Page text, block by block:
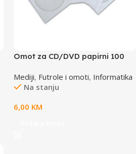
Omot za CD/DVD papirni 100
Mediji, Futrole i omoti, Informatika
Na stanju
6,00 KM